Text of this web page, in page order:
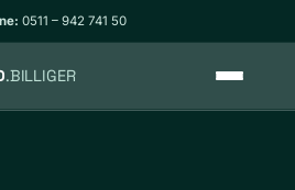
0511 – 942 741 50
.BILLIGER